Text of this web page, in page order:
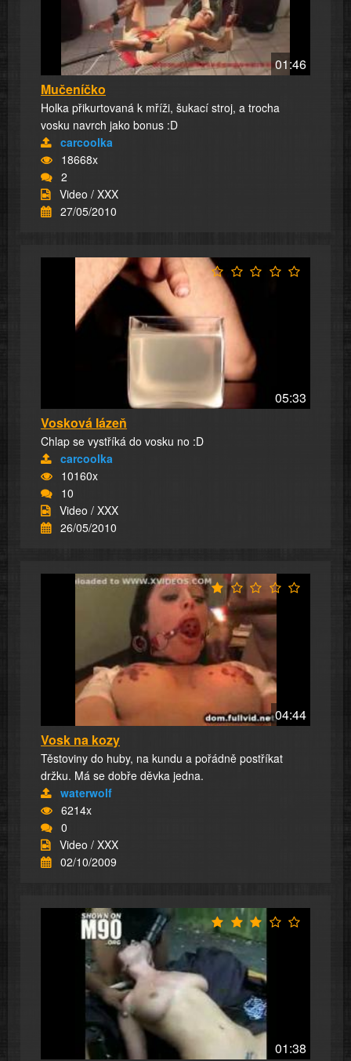
01:46
Mučeníčko
Holka přikurtovaná k mříži, šukací stroj, a trocha
vosku navrch jako bonus :D
carcoolka
18668x
2
Video / XXX
27/05/2010
05:33
Vosková lázeň
Chlap se vystříká do vosku no :D
carcoolka
10160x
10
Video / XXX
26/05/2010
04:44
Vosk na kozy
Těstoviny do huby, na kundu a pořádně postříkat
držku. Má se dobře děvka jedna.
waterwolf
6214x
0
Video / XXX
02/10/2009
01:38